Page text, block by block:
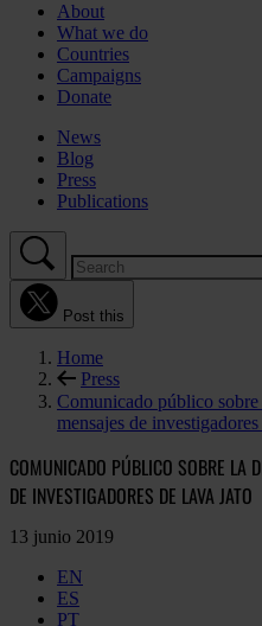
About
What we do
Countries
Campaigns
Donate
News
Blog
Press
Publications
Post this
Home
Press
Comunicado público
mensajes de
COMUNICADO PÚBLICO SOBRE LA
DE INVESTIGADORES DE LAVA JATO
13 junio 2019
EN
ES
PT